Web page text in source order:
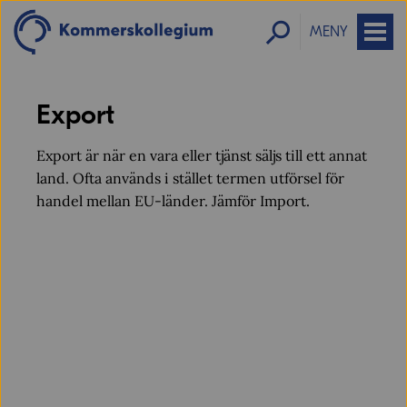
MENY
Export
Export är när en vara eller tjänst säljs till ett annat
land. Ofta används i stället termen utförsel för
handel mellan EU-länder. Jämför Import.